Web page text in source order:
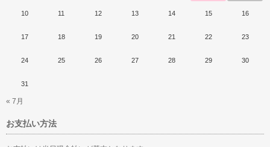
10 11 12 13 14 15 16
17 18 19 20 21 22 23
24 25 26 27 28 29 30
31
« 7月
お支払い方法